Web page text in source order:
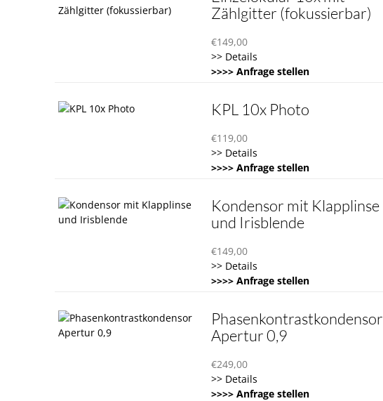
Zählgitter (fokussierbar)
€149,00
>> Details
>>>> Anfrage stellen
KPL 10x Photo
€119,00
>> Details
>>>> Anfrage stellen
Kondensor mit Klapplinse
und Irisblende
€149,00
>> Details
>>>> Anfrage stellen
Phasenkontrastkondensor
Apertur 0,9
€249,00
>> Details
>>>> Anfrage stellen